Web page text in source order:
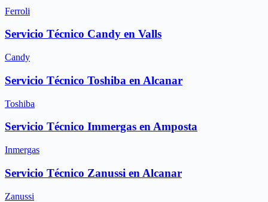
Ferroli
Servicio Técnico Candy en Valls
Candy
Servicio Técnico Toshiba en Alcanar
Toshiba
Servicio Técnico Immergas en Amposta
Inmergas
Servicio Técnico Zanussi en Alcanar
Zanussi